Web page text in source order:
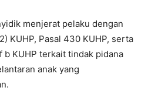
menjerat pelaku dengan
KUHP, Pasal 430 KUHP, serta
b KUHP terkait tindak pidana
anak yang